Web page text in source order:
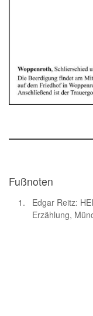
Fußnoten
Edgar Reitz:
Erzählung,